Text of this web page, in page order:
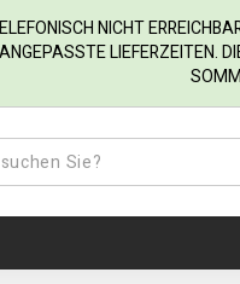
NICHT
LIEFERZEITEN.